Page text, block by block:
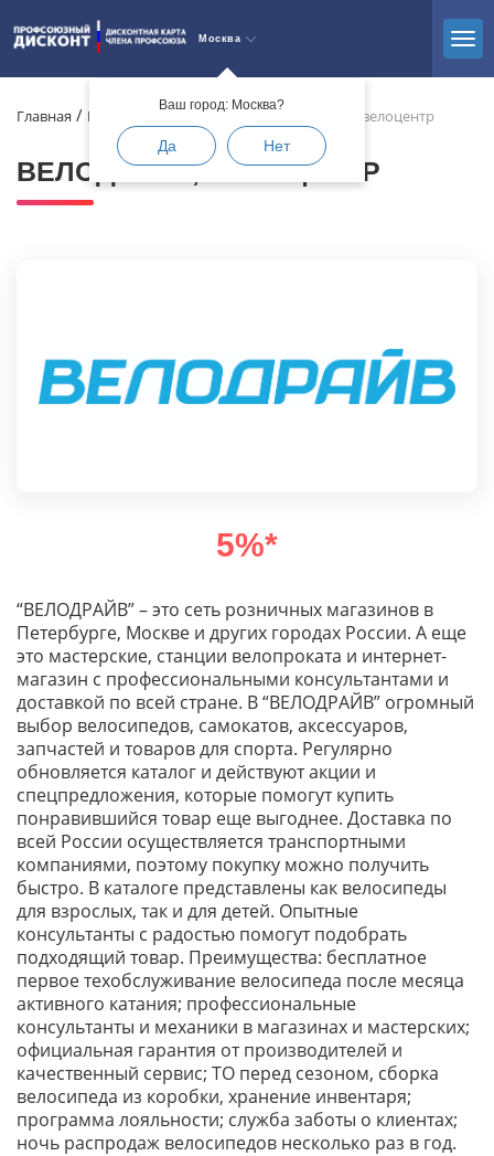
Москва
Ваш город: Москва?
Да Нет
Главная Каталог Красота и спорт Велодрайв, велоцентр
ВЕЛОДРАЙВ, ВЕЛОЦЕНТР
“ВЕЛОДРАЙВ” – это сеть розничных магазинов в
Петербурге, Москве и других городах России. А еще
это мастерские, станции велопроката и интернет-
магазин с профессиональными консультантами и
доставкой по всей стране. В “ВЕЛОДРАЙВ” огромный
выбор велосипедов, самокатов, аксессуаров,
запчастей и товаров для спорта. Регулярно
обновляется каталог и действуют акции и
спецпредложения, которые помогут купить
понравившийся товар еще выгоднее. Доставка по
всей России осуществляется транспортными
компаниями, поэтому покупку можно получить
быстро. В каталоге представлены как велосипеды
для взрослых, так и для детей. Опытные
консультанты с радостью помогут подобрать
подходящий товар. Преимущества: бесплатное
первое техобслуживание велосипеда после месяца
активного катания; профессиональные
консультанты и механики в магазинах и мастерских;
официальная гарантия от производителей и
качественный сервис; ТО перед сезоном, сборка
велосипеда из коробки, хранение инвентаря;
программа лояльности; служба заботы о клиентах;
ночь распродаж велосипедов несколько раз в год.
5%*